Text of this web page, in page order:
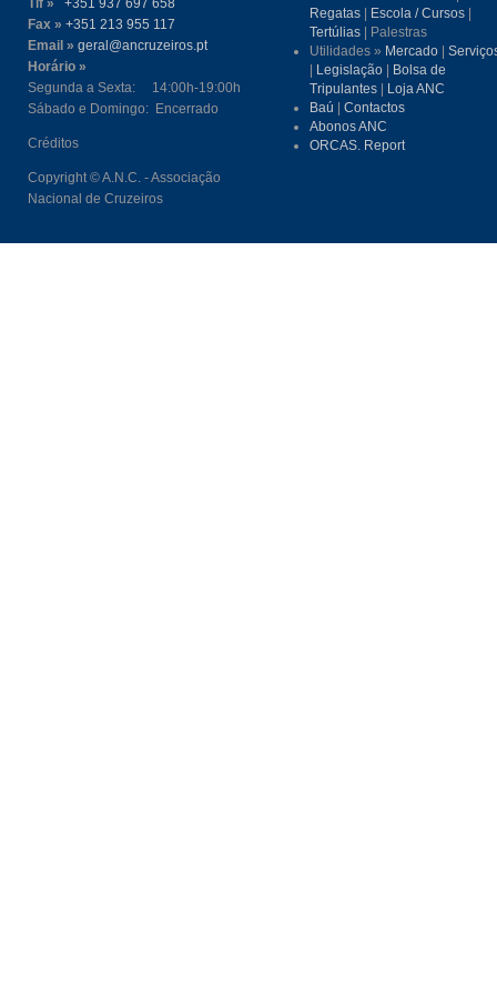
Tlf »
+351 937 697 658
Fax » +351 213 955 117
Email » geral@ancruzeiros.pt
Horário »
Segunda a Sexta: 14:00h-19:00h
Sábado e Domingo: Encerrado
Créditos
Copyright © A.N.C. - Associação
Nacional de Cruzeiros
Regatas
Escola / Cursos
Tertúlias | Palestras
Utilidades » Mercado |
Legislação
Bolsa de
Tripulantes
Loja ANC
Baú |Contactos
Abonos ANC
ORCAS. Report